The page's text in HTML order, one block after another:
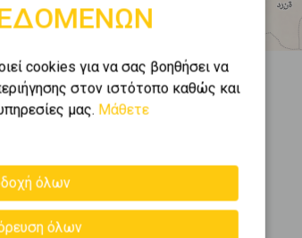
cookies για να σας βοηθήσει να
στον ιστότοπο καθώς και
μας. Μάθετε
όλων
όλων